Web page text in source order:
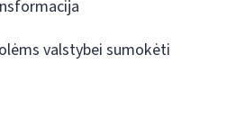
valstybei sumokėti